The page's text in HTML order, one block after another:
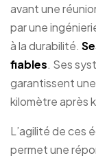
avant une
par une
à la durabilité.
fiables. Ses
garantissent
kilomètre après
L’agilité de ces
permet une